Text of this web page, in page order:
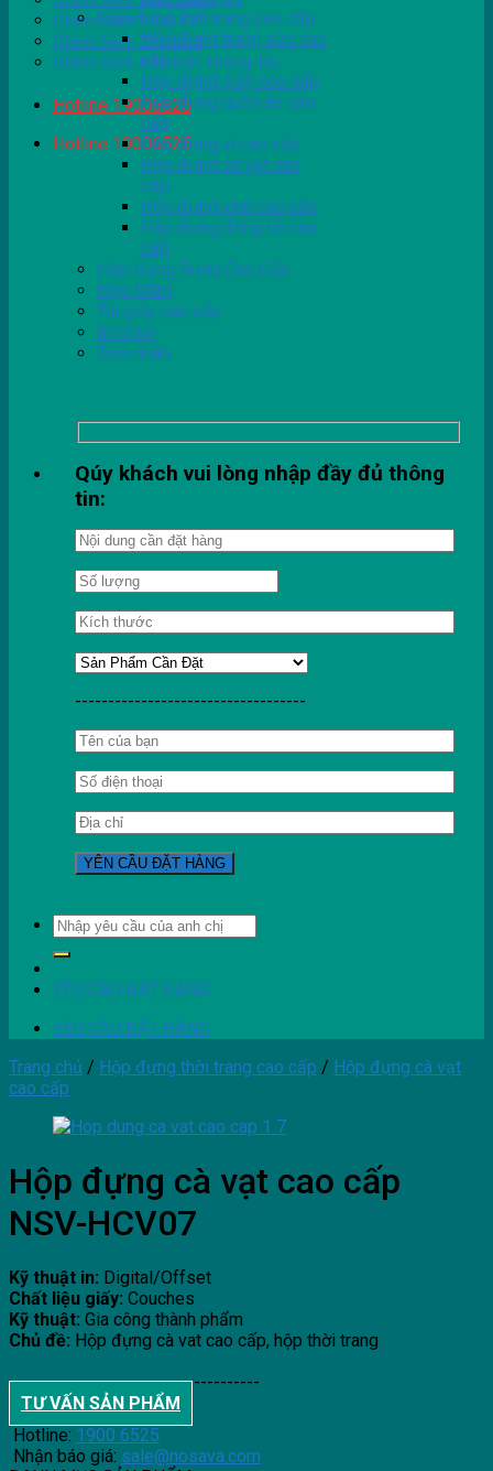
Chính Sách Thiết Kế
Chính Sách Tồn Kho
Chính Sách Bảo Mật Thông Tin
Hotline 19006525
Hotline 19006525
Hộp đựng thời trang cao cấp
Hộp đựng trang sức cao
cấp
Hộp đựng giày cao cấp
Hộp đựng quần áo cao
cấp
Hộp đựng ví cao cấp
Hộp đựng cà vạt cao
cấp
Hộp đựng kính cao cấp
Hộp đựng đồng hồ cao
cấp
Hộp Đựng Rượu Cao Cấp
Hộp Mềm
Túi giấy cao cấp
In tờ rơi
Tem nhãn
Qúy khách vui lòng nhập đầy đủ thông
tin:
-----------------------------------
Tìm
kiếm:
YÊU CẦU ĐẶT HÀNG
YÊU CẦU ĐẶT HÀNG
Trang chủ / Hộp đựng thời trang cao cấp / Hộp đựng cà vạt
cao cấp
Hộp đựng cà vạt cao cấp
NSV-HCV07
Kỹ thuật in: Digital/Offset
Chất liệu giấy: Couches
Kỹ thuật: Gia công thành phẩm
Chủ đề: Hộp đựng cà vat cao cấp, hộp thời trang
--------------------------------------
TƯ VẤN SẢN PHẨM
Hotline: 1900 6525
Nhận báo giá: sale@nosava.com